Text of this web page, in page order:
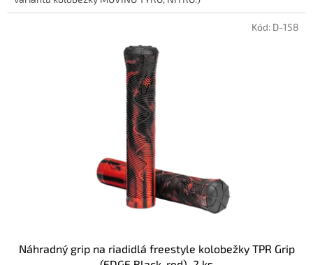
Náhradný grip na riadidlá freestyle kolobežky TPR Grip
Kód: D-158